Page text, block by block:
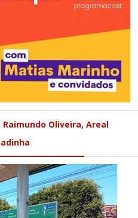
Raimundo Oliveira, Areal